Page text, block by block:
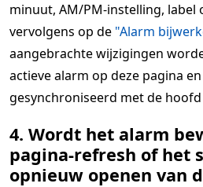
minuut, AM/PM-instelling, label
vervolgens op de "Alarm
aangebrachte wijzigingen
actieve alarm op deze pagina
gesynchroniseerd met de
4. Wordt het alarm
pagina-refresh of het
opnieuw openen van